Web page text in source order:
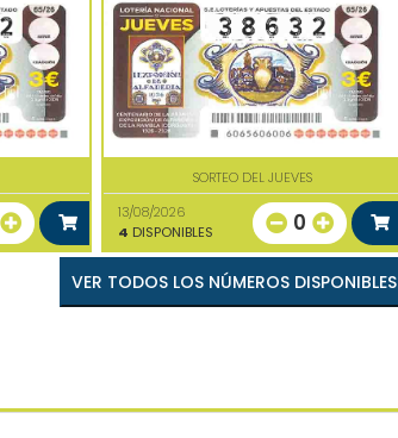
SORTEO DEL JUEVES
13/08/2026
4 DISPONIBLES 0
VER TODOS LOS NÚMEROS DISPONIBLES